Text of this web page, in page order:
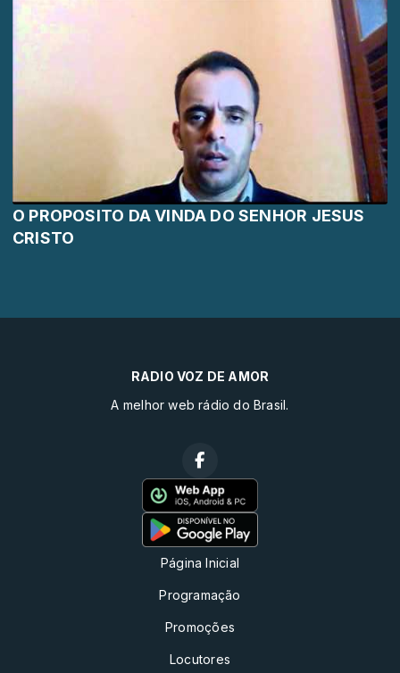
O PROPOSITO DA VINDA DO SENHOR JESUS
CRISTO
RADIO VOZ DE AMOR
A melhor web rádio do Brasil.
Página Inicial
Programação
Promoções
Locutores